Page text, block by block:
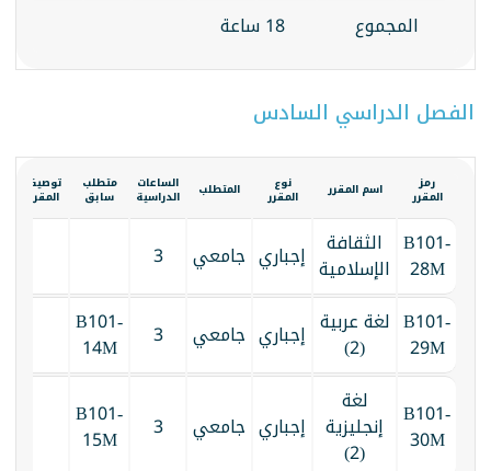
المجموع 18 ساعة
الفصل الدراسي السادس
رمز
المقرر اسم المقرر نوع
المقرر المتطلب الساعات
الدراسية
متطلب
سابق
توصيف
المقرر
B101-
28M
الثقافة
الإسلامية إجباري جامعي
3
B101-
29M
لغة عربية
(2) إجباري جامعي 3
B101-
14M
B101-
30M
لغة
إنجليزية
(2)
إجباري جامعي 3
B101-
15M